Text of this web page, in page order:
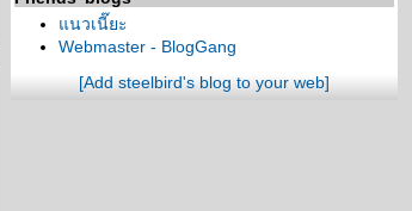
นวเนี๊ยะ
Webmaster - BlogGang
[Add steelbird's blog to your web]